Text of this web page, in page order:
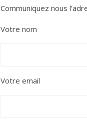
Communiquez nous
Votre nom
Votre email